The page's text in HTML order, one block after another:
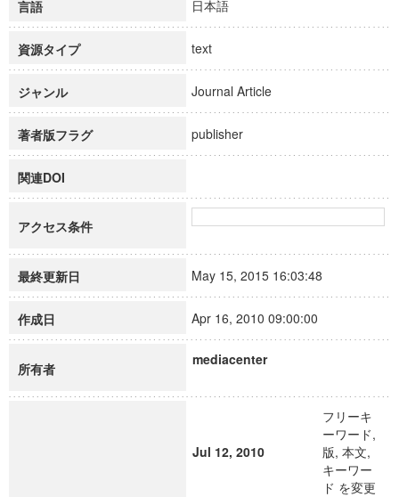
言語 日本語
資源タイプ text
ジャンル Journal Article
著者版フラグ publisher
関連DOI
アクセス条件
最終更新日 May 15, 2015 16:03:48
作成日 Apr 16, 2010 09:00:00
所有者
mediacenter
Jul 12, 2010
フリーキ
ーワード,
版, 本文,
キーワー
ド を変更